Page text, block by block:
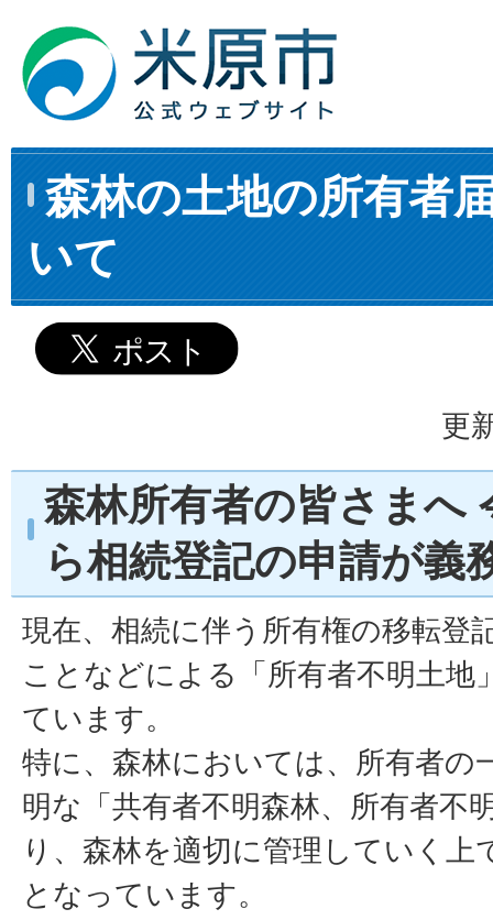
森林の土地の所有者
いて
更
森林所有者の皆さまへ
ら相続登記の申請が義
現在、相続に伴う所有権の移転登
ことなどによる「所有者不明土地
ています。
特に、森林においては、所有者の
明な「共有者不明森林、所有者不
り、森林を適切に管理していく上
となっています。